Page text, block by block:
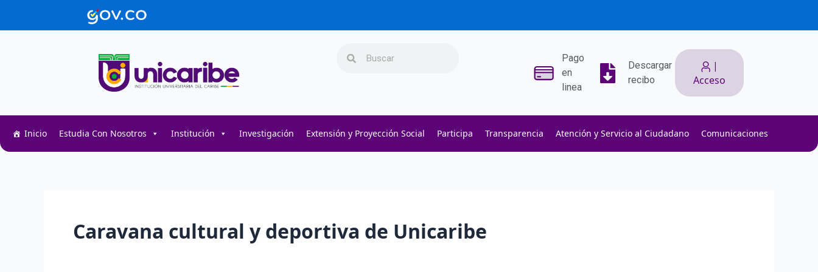
Pago
en
linea
Descargar
recibo
|
Acceso
Inicio Estudia Con Nosotros Institución Investigación Extensión y Proyección Social Participa Transparencia Atención y Servicio al Ciudadano Comunicaciones
Caravana cultural y deportiva de Unicaribe